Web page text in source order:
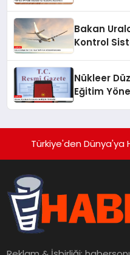
Bakan
Kontrol
Nükleer
Eğitim
Türkiye'den Dünya'ya